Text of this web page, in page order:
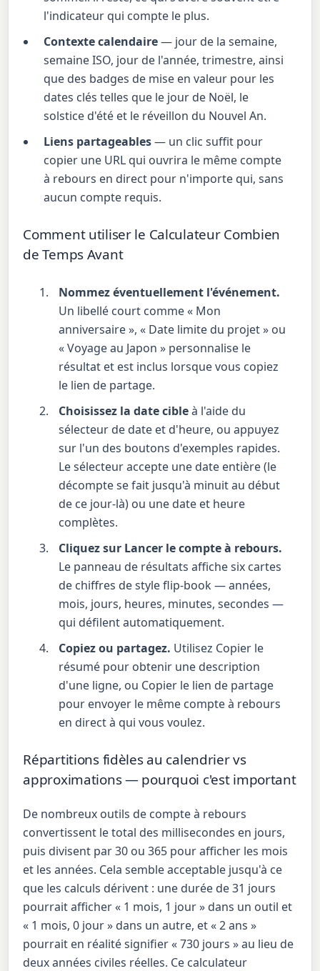
l'indicateur qui compte le plus.
Contexte calendaire— jour de la semaine,
semaine ISO, jour de l'année, trimestre, ainsi
que des badges de mise en valeur pour les
dates clés telles que le jour de Noël, le
solstice d'été et le réveillon du Nouvel An.
Liens partageables— un clic suffit pour
copier une URL qui ouvrira le même compte
à rebours en direct pour n'importe qui, sans
aucun compte requis.
Comment utiliser le Calculateur Combien
de Temps Avant
Nommez éventuellement l'événement.
Un libellé court comme « Mon
anniversaire », « Date limite du projet » ou
« Voyage au Japon » personnalise le
résultat et est inclus lorsque vous copiez
le lien de partage.
Choisissez la date cibleà l'aide du
sélecteur de date et d'heure, ou appuyez
sur l'un des boutons d'exemples rapides.
Le sélecteur accepte une date entière (le
décompte se fait jusqu'à minuit au début
de ce jour-là) ou une date et heure
complètes.
Cliquez sur Lancer le compte à rebours.
Le panneau de résultats affiche six cartes
de chiffres de style flip-book — années,
mois, jours, heures, minutes, secondes —
qui défilent automatiquement.
Copiez ou partagez. Utilisez Copier le
résumé pour obtenir une description
d'une ligne, ou Copier le lien de partage
pour envoyer le même compte à rebours
en direct à qui vous voulez.
Répartitions fidèles au calendrier vs
approximations — pourquoi c'est important
De nombreux outils de compte à rebours
convertissent le total des millisecondes en jours,
puis divisent par 30 ou 365 pour afficher les mois
et les années. Cela semble acceptable jusqu'à ce
que les calculs dérivent : une durée de 31 jours
pourrait afficher « 1 mois, 1 jour » dans un outil et
« 1 mois, 0 jour » dans un autre, et « 2 ans »
pourrait en réalité signifier « 730 jours » au lieu de
deux années civiles réelles. Ce calculateur